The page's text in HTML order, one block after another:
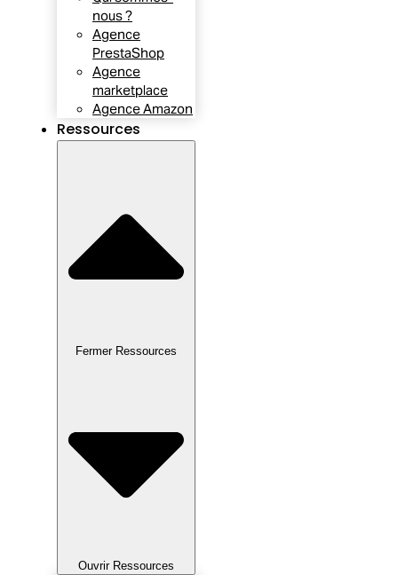
nous ?
Agence
PrestaShop
Agence
marketplace
Agence Amazon
Ressources
Fermer Ressources
Ouvrir Ressources